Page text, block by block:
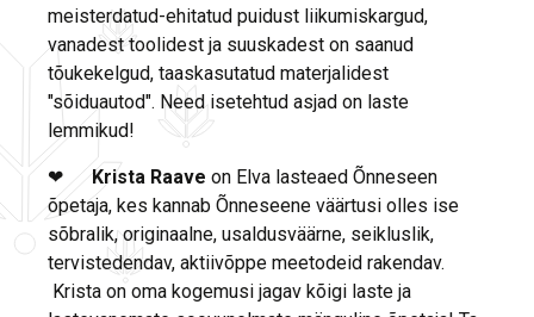
meisterdatud-ehitatud puidust liikumiskargud,
vanadest toolidest ja suuskadest on saanud
tõukekelgud, taaskasutatud materjalidest
"sõiduautod". Need isetehtud asjad on laste
lemmikud!
❤ Krista Raave on Elva lasteaed Õnneseen
õpetaja, kes kannab Õnneseene väärtusi olles ise
sõbralik, originaalne, usaldusväärne, seikluslik,
tervistedendav, aktiivõppe meetodeid rakendav.
Krista on oma kogemusi jagav kõigi laste ja